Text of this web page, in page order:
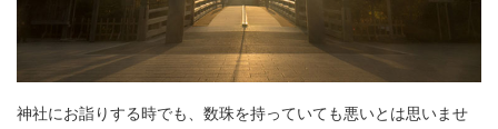
神社にお詣りする時でも、数珠を持っていても悪いとは思いませ